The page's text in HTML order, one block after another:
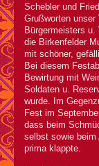
Schebler und
Grußworten
Bürgermeisters
die Birkenfelder
mit schöner,
Bei diesem
Bewirtung mit
Soldaten u.
wurde. Im
Fest im
dass beim
selbst sowie beim
prima klappte.